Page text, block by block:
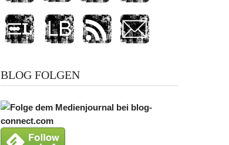
BLOG FOLGEN